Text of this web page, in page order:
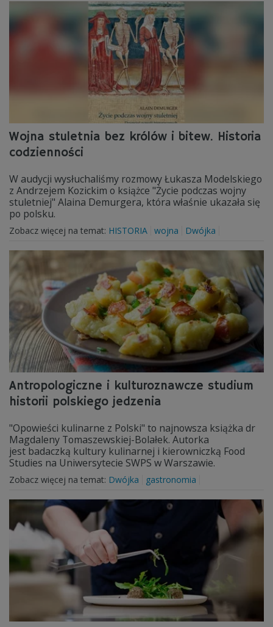
Wojna stuletnia bez królów i bitew. Historia
codzienności
W audycji wysłuchaliśmy rozmowy Łukasza Modelskiego
z Andrzejem Kozickim o książce "Życie podczas wojny
stuletniej" Alaina Demurgera, która właśnie ukazała się
po polsku.
Zobacz więcej na temat: HISTORIA wojna Dwójka
Antropologiczne i kulturoznawcze studium
historii polskiego jedzenia
"Opowieści kulinarne z Polski" to najnowsza książka dr
Magdaleny Tomaszewskiej-Bolałek. Autorka
jest badaczką kultury kulinarnej i kierowniczką Food
Studies na Uniwersytecie SWPS w Warszawie.
Zobacz więcej na temat: Dwójka gastronomia